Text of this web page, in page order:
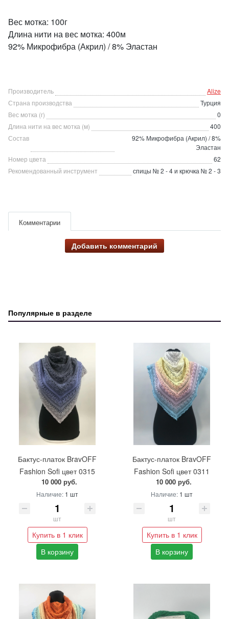
Вес мотка: 100г
Длина нити на вес мотка: 400м
92% Микрофибра (Акрил) / 8% Эластан
Производитель
Alize
Страна производства
Турция
Вес мотка (г)
0
Длина нити на вес мотка (м)
400
Состав
92% Микрофибра (Акрил) / 8%
Эластан
Номер цвета
62
Рекомендованный инструмент
спицы № 2 - 4 и крючка № 2 - 3
Комментарии
Добавить комментарий
Популярные в разделе
Бактус-платок BravOFF
Fashion Sofi цвет 0315
10 000 руб.
Наличие: 1 шт
шт
Купить в 1 клик
В корзину
Бактус-платок BravOFF
Fashion Sofi цвет 0311
10 000 руб.
Наличие: 1 шт
шт
Купить в 1 клик
В корзину